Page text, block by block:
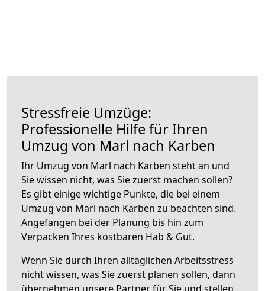
Stressfreie Umzüge:
Professionelle Hilfe für Ihren
Umzug von Marl nach Karben
Ihr Umzug von Marl nach Karben steht an und
Sie wissen nicht, was Sie zuerst machen sollen?
Es gibt einige wichtige Punkte, die bei einem
Umzug von Marl nach Karben zu beachten sind.
Angefangen bei der Planung bis hin zum
Verpacken Ihres kostbaren Hab & Gut.
Wenn Sie durch Ihren alltäglichen Arbeitsstress
nicht wissen, was Sie zuerst planen sollen, dann